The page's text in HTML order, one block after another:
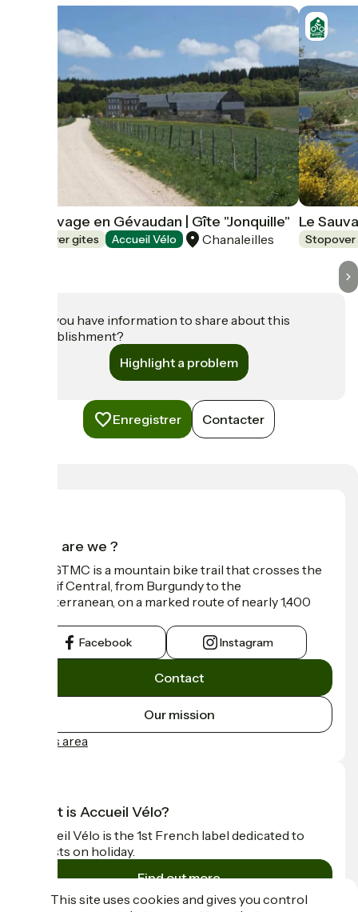
Le Sauvage en Gévaudan | Gîte "Jonquille"
Stopover gites Accueil Vélo Chanaleilles
Le
Do you have information to share about this
establishment?
Highlight a problem
Enregistrer Contacter
Who are we ?
The GTMC is a mountain bike trail that crosses the
Massif Central, from Burgundy to the
Mediterranean, on a marked route of nearly 1,400
Facebook Instagram
Contact
Our mission
Press area
What is Accueil Vélo?
Accueil Vélo is the 1st French label dedicated to
cyclists on holiday.
Find out more
This site uses cookies and gives you control